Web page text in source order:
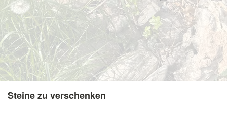
Steine zu verschenken